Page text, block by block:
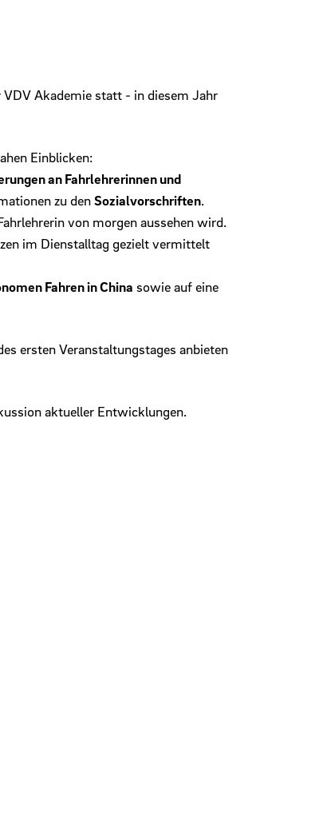
VDV Akademie statt - in diesem Jahr
Einblicken:
an Fahrlehrerinnen und
zu denSozialvorschriften.
von morgen aussehen wird.
im Dienstalltag gezielt vermittelt
Fahren in China sowie auf eine
ersten Veranstaltungstages anbieten
aktueller Entwicklungen.